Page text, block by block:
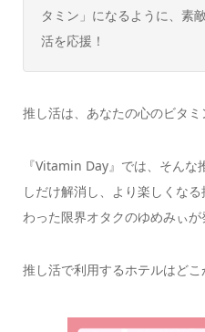
タミン」になるように、素
活を応援！
推し活は、あなたの心のビタミ
『Vitamin Day』では、そん
しだけ解消し、より楽しくな
わった限界オタクのゆめみぃが
推し活で利用するホテルはどこ